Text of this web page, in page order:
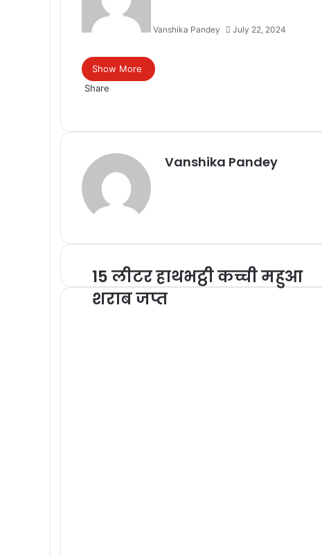
Vanshika Pandey July 22, 2024
Show More
Share
Vanshika Pandey
15 लीटर हाथभट्ठी कच्ची महुआ
शराब जप्त